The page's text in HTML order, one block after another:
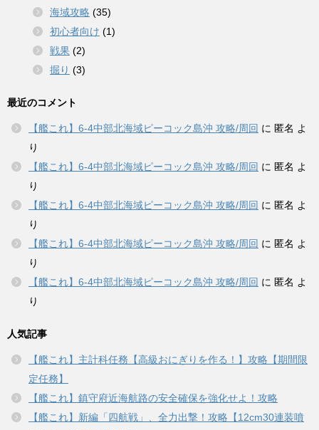
海域攻略 (35)
初心者向け (1)
戦果 (2)
掘り (3)
最近のコメント
【艦これ】6-4中部北海域ピーコック島沖 攻略/周回 に 匿名 よ
り
【艦これ】6-4中部北海域ピーコック島沖 攻略/周回 に 匿名 よ
り
【艦これ】6-4中部北海域ピーコック島沖 攻略/周回 に 匿名 よ
り
【艦これ】6-4中部北海域ピーコック島沖 攻略/周回 に 匿名 よ
り
【艦これ】6-4中部北海域ピーコック島沖 攻略/周回 に 匿名 よ
り
人気記事
【艦これ】主計科任務【高級おにぎりを作る！】攻略【期間限
定任務】
【艦これ】鎮守府近海航路の安全確保を強化せよ！攻略
【艦これ】新編「四航戦」、全力出撃！攻略【12cm30連装噴